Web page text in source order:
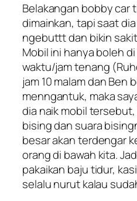
Belakangan bobby car
dimainkan, tapi saat
ngebuttt dan bikin
Mobil ini hanya boleh
waktu/jam tenang (
jam 10 malam dan Ben
menngantuk, maka
dia naik mobil
bising dan suara
besar akan terdengar
orang di bawah kita.
pakaikan baju tidur,
selalu nurut kalau